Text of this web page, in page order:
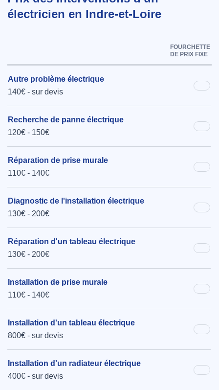
électricien en Indre-et-Loire
FOURCHETTE
DE PRIX FIXE
Autre problème électrique
140€ - sur devis
Recherche de panne électrique
120€ - 150€
Réparation de prise murale
110€ - 140€
Diagnostic de l'installation électrique
130€ - 200€
Réparation d'un tableau électrique
130€ - 200€
Installation de prise murale
110€ - 140€
Installation d'un tableau électrique
800€ - sur devis
Installation d'un radiateur électrique
400€ - sur devis